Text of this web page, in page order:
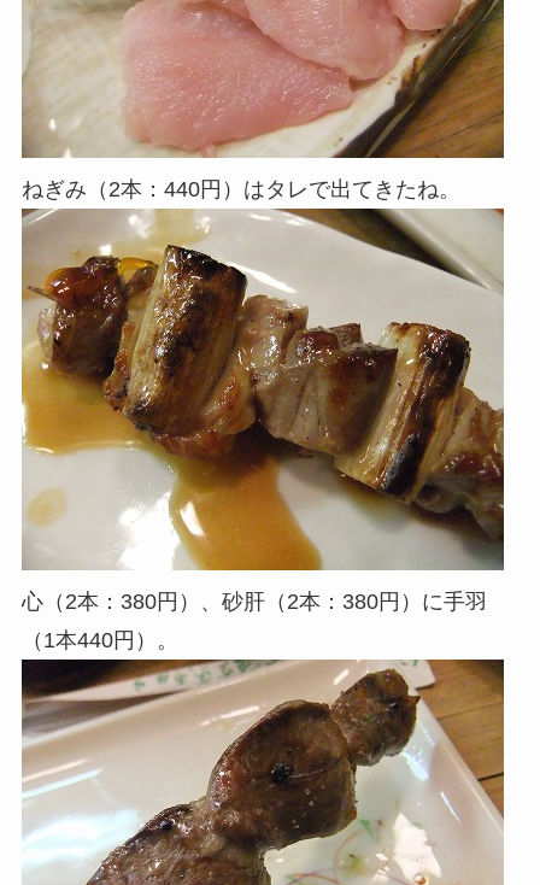
ねぎみ（2本：440円）はタレで出てきたね。
心（2本：380円）、砂肝（2本：380円）に手羽
（1本440円）。